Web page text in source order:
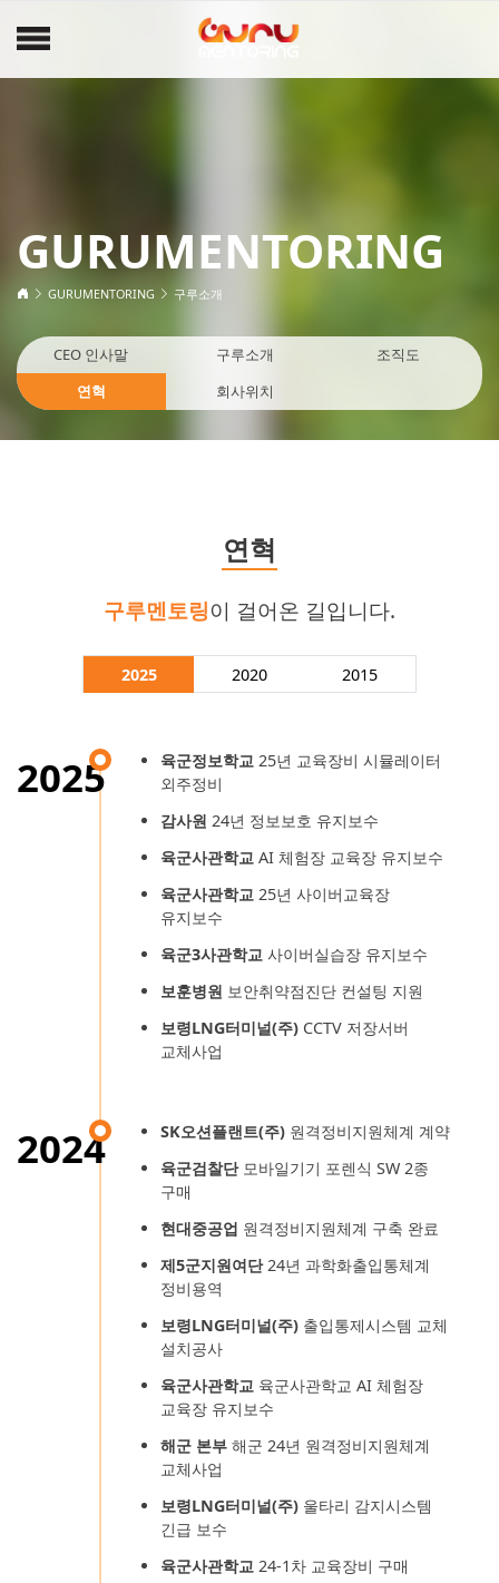
GURUMENTORING
GURUMENTORING 구루소개
CEO 인사말 구루소개
조직도
연혁
회사위치
연혁
구루멘토링이 걸어온 길입니다.
2025 2020 2015
2025 육군정보학교25년 교육장비 시뮬레이터
외주정비
감사원 24년 정보보호 유지보수
육군사관학교AI 체험장 교육장 유지보수
육군사관학교25년 사이버교육장
유지보수
육군3사관학교사이버실습장 유지보수
보훈병원 보안취약점진단 컨설팅 지원
보령LNG터미널(주) CCTV 저장서버
교체사업
2024 SK오션플랜트(주)원격정비지원체계 계약
육군검찰단모바일기기 포렌식 SW 2종
구매
현대중공업 원격정비지원체계 구축 완료
제5군지원여단24년 과학화출입통체계
정비용역
보령LNG터미널(주)출입통제시스템 교체
설치공사
육군사관학교육군사관학교 AI 체험장
교육장 유지보수
해군 본부해군 24년 원격정비지원체계
교체사업
보령LNG터미널(주)울타리 감지시스템
긴급 보수
육군사관학교24-1차 교육장비 구매